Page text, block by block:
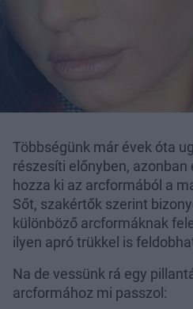
Többségünk már évek óta
részesíti előnyben, azonban
hozza ki az arcformából a
Sőt, szakértők szerint
különböző arcformáknak
ilyen apró trükkel is
Na de vessünk rá egy
arcformához mi passzol: